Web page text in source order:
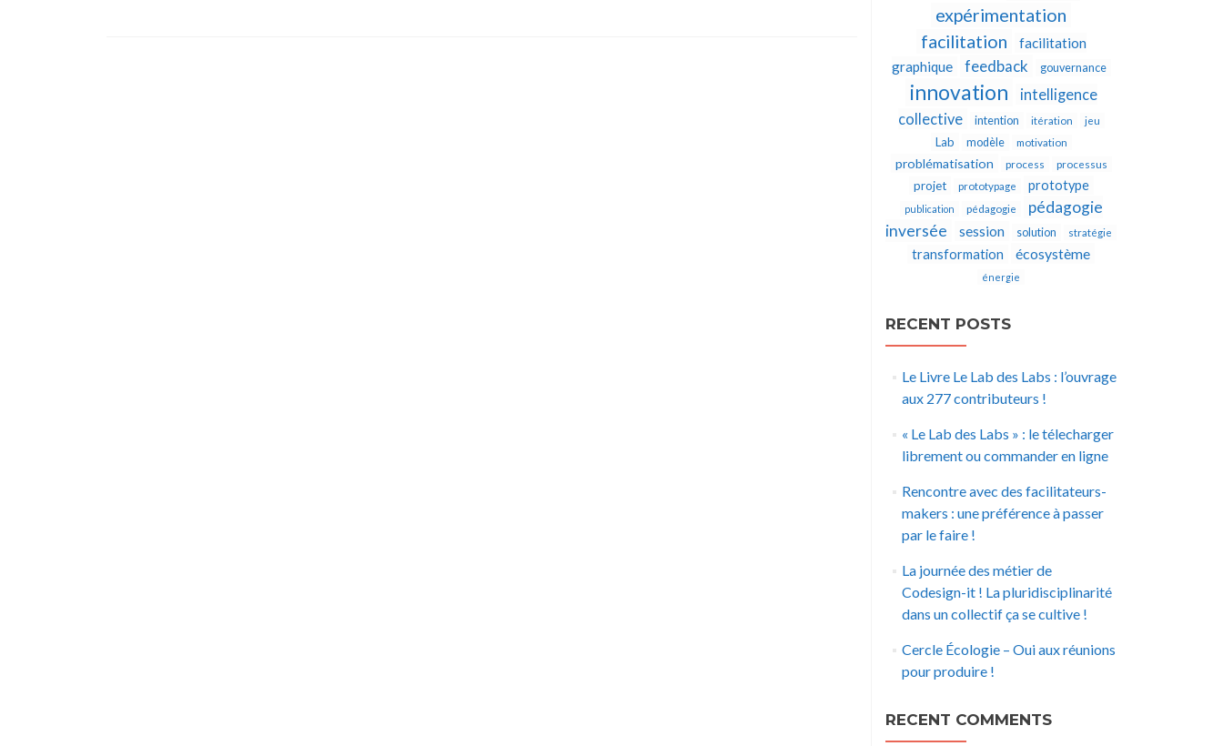
expérimentation
facilitation
facilitation
graphique
feedback gouvernance
innovation
intelligence
collective
intention itération jeu
Lab modèle motivation
problématisation process processus
projet prototypage prototype
publication pédagogie
pédagogie
inversée
session solution stratégie
transformation écosystème
énergie
RECENT POSTS
Le Livre Le Lab des Labs : l’ouvrage
aux 277 contributeurs !
« Le Lab des Labs » : le télecharger
librement ou commander en ligne
Rencontre avec des facilitateurs-
makers : une préférence à passer
par le faire !
La journée des métier de
Codesign-it ! La pluridisciplinarité
dans un collectif ça se cultive !
Cercle Écologie – Oui aux réunions
pour produire !
RECENT COMMENTS